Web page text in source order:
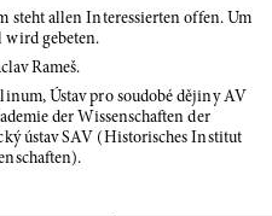
steht allen Interessierten offen. Um
gebeten.
Rameš.
Ústav pro soudobé dějiny AV
der Wissenschaften der
ústav SAV (Historisches Institut